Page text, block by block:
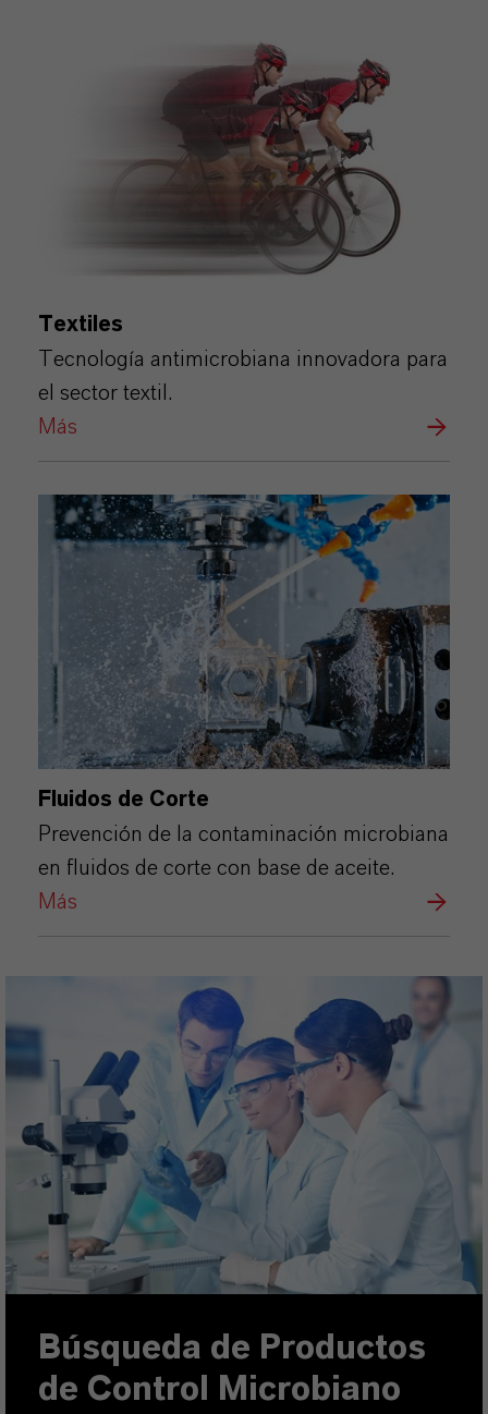
Textiles
Tecnología antimicrobiana innovadora para
el sector textil.
Más
Fluidos de Corte
Prevención de la contaminación microbiana
en fluidos de corte con base de aceite.
Más
Búsqueda de Productos
de Control Microbiano